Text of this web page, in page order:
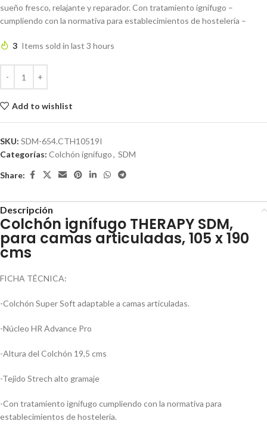
sueño fresco, relajante y reparador. Con tratamiento ignífugo –
cumpliendo con la normativa para establecimientos de hostelería –
3 Items sold in last 3 hours
Add to wishlist
SKU: SDM-654.CTH10519I
Categorías: Colchón ignífugo, SDM
Share:
Descripción
Colchón ignífugo THERAPY SDM,
para camas articuladas, 105 x 190
cms
FICHA TÉCNICA:
-Colchón Super Soft adaptable a camas articuladas.
-Núcleo HR Advance Pro
-Altura del Colchón 19,5 cms
-Tejido Strech alto gramaje
-Con tratamiento ignífugo cumpliendo con la normativa para
establecimientos de hostelería.